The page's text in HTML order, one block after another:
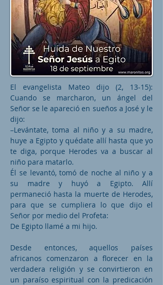
El evangelista Mateo dijo (2, 13-15):
Cuando se marcharon, un ángel del
Señor se le apareció en sueños a José y le
dijo:
–Levántate, toma al niño y a su madre,
huye a Egipto y quédate allí hasta que yo
te diga, porque Herodes va a buscar al
niño para matarlo.
Él se levantó, tomó de noche al niño y a
su madre y huyó a Egipto. Allí
permaneció hasta la muerte de Herodes,
para que se cumpliera lo que dijo el
Señor por medio del Profeta:
De Egipto llamé a mi hijo.
Desde entonces, aquellos países
africanos comenzaron a florecer en la
verdadera religión y se convirtieron en
un paraíso espiritual con la predicación